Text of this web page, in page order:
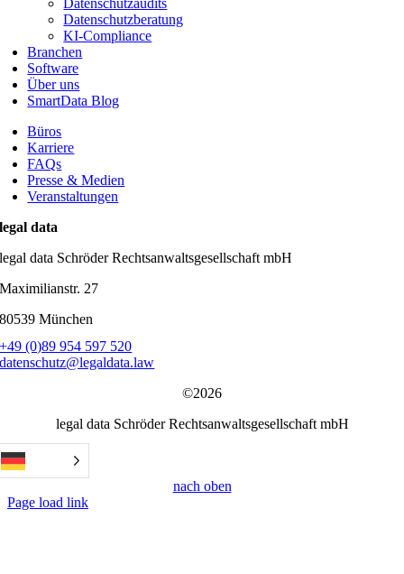
Datenschutzaudits
Datenschutzberatung
KI-Compliance
Branchen
Software
Über uns
SmartData Blog
Büros
Karriere
FAQs
Presse & Medien
Veranstaltungen
legal data
legal data Schröder Rechtsanwaltsgesellschaft mbH
Maximilianstr. 27
80539 München
+49 (0)89 954 597 520
datenschutz@legaldata.law
©2026
legal data Schröder Rechtsanwaltsgesellschaft mbH
nach oben
Page load link